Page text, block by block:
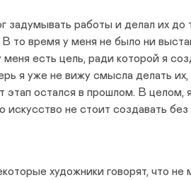
задумывать работы и делал их до
то время у меня не было ни
меня есть цель, ради которой я
я уже не вижу смысла делать их,
этап остался в прошлом. В целом,
искусство не стоит создавать
художники говорят, что не